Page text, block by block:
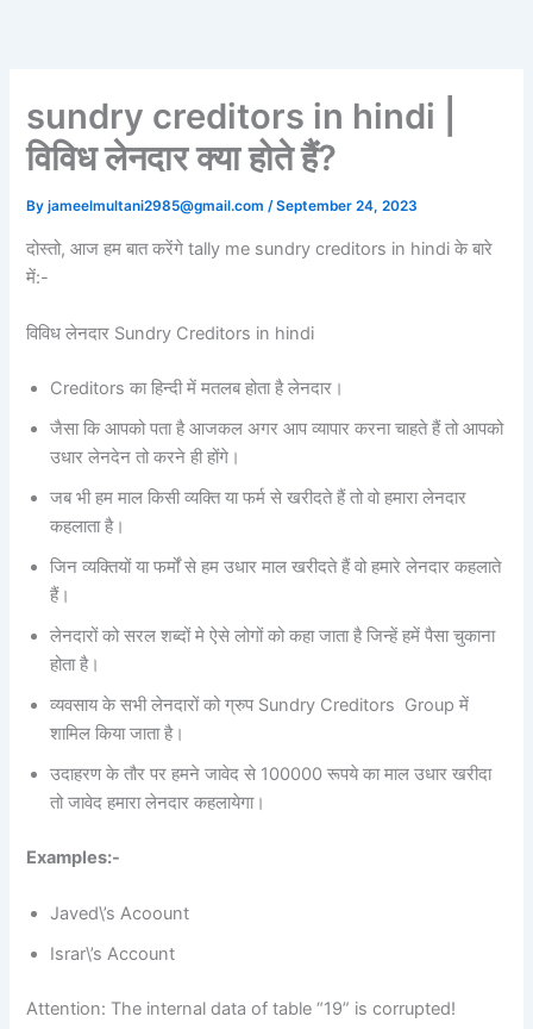
sundry creditors in hindi |
विविध लेनदार क्या होते हैं?
Byjameelmultani2985@gmail.com/September 24, 2023
दोस्तो, आज हम बात करेंगे tally me sundry creditors in hindi के बारे
में:-
विविध लेनदार Sundry Creditors in hindi
Creditors का हिन्दी में मतलब होता है लेनदार।
जैसा कि आपको पता है आजकल अगर आप व्यापार करना चाहते हैं तो आपको
उधार लेनदेन तो करने ही होंगे।
जब भी हम माल किसी व्यक्ति या फर्म से खरीदते हैं तो वो हमारा लेनदार
कहलाता है।
जिन व्यक्तियों या फर्मों से हम उधार माल खरीदते हैं वो हमारे लेनदार कहलाते
हैं।
लेनदारों को सरल शब्दों मे ऐसे लोगों को कहा जाता है जिन्हें हमें पैसा चुकाना
होता है।
व्यवसाय के सभी लेनदारों को ग्रुप Sundry Creditors Group में
शामिल किया जाता है।
उदाहरण के तौर पर हमने जावेद से 100000 रूपये का माल उधार खरीदा
तो जावेद हमारा लेनदार कहलायेगा।
Examples:-
Javed\’s Acoount
Israr\’s Account
Attention: The internal data of table “19” is corrupted!